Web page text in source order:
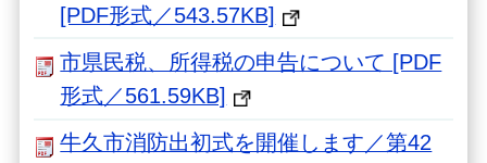
[PDF形式／543.57KB]
市県民税、所得税の申告について [PDF
形式／561.59KB]
牛久市消防出初式を開催します／第42